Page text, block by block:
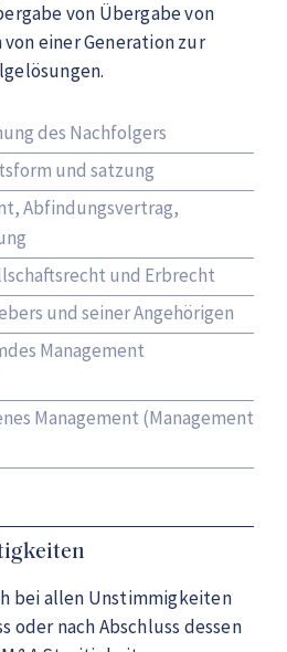
von Übergabe von
einer Generation zur
des Nachfolgers
und satzung
Abfindungsvertrag,
und Erbrecht
und seiner Angehörigen
Management
Management (Management
bei allen Unstimmigkeiten
oder nach Abschluss dessen